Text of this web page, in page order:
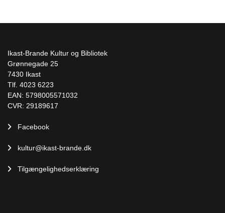
Ikast-Brande Kultur og Bibliotek
Grønnegade 25
7430 Ikast
Tlf. 4023 6223
EAN: 5798005571032
CVR: 29189617
Facebook
kultur@ikast-brande.dk
Tilgængelighedserklæring